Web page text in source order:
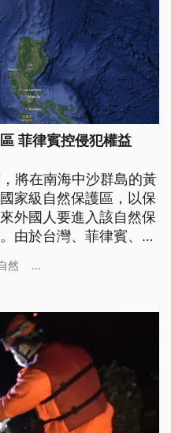
菲律賓控侵犯權益
將在南海中沙群島的黃
家級自然保護區，以保
外國人要進入該自然保
由於台灣、菲律賓、中
賓權益。
然 ...